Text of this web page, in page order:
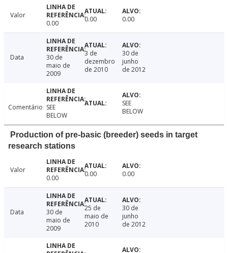
Valor
0.00
0.00 0.00
Data
30 de
maio de
2009
3 de
dezembro
de 2010
30 de
junho
de 2012
Comentário SEE
BELOW
SEE
BELOW
Production of pre-basic (breeder) seeds in target
research stations
Valor
0.00
0.00 0.00
Data
30 de
maio de
2009
25 de
maio de
2010
30 de
junho
de 2012